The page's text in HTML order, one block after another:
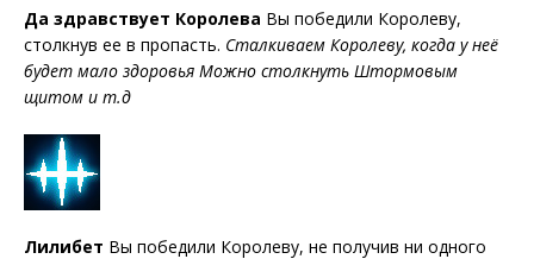
Да здравствует Королева Вы победили Королеву,
столкнув ее в пропасть. Сталкиваем Королеву, когда у неё
будет мало здоровья Можно столкнуть Штормовым
щитом и т.д
Лилибет Вы победили Королеву, не получив ни одного